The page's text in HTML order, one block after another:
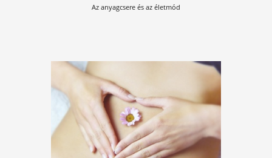
PROBLÉMÁK, VAGY
MELYIKET SZERETNÉD?
Amikor valami testi, fizikai problémával küzdünk,
várjuk a megoldást.